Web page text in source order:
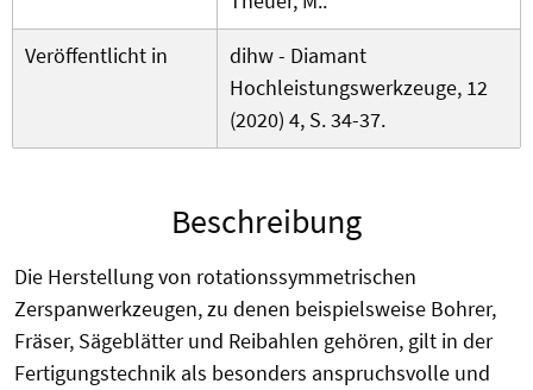
Veröffentlicht in
dihw - Diamant
Hochleistungswerkzeuge, 12
(2020) 4, S. 34-37.
Beschreibung
Die Herstellung von rotationssymmetrischen
Zerspanwerkzeugen, zu denen beispielsweise Bohrer,
Fräser, Sägeblätter und Reibahlen gehören, gilt in der
Fertigungstechnik als besonders anspruchsvolle und